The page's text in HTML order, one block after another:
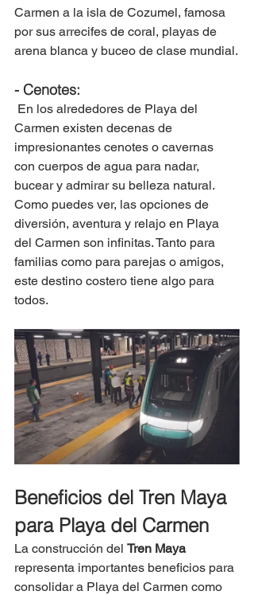
Carmen a la isla de Cozumel, famosa
por sus arrecifes de coral, playas de
arena blanca y buceo de clase mundial.
- Cenotes:
Carmen existen decenas de
impresionantes cenotes o cavernas
con cuerpos de agua para nadar,
bucear y admirar su belleza natural.
Como puedes ver, las opciones de
diversión, aventura y relajo en Playa
del Carmen son infinitas. Tanto para
familias como para parejas o amigos,
este destino costero tiene algo para
todos.
Beneficios del Tren Maya
para Playa del Carmen
La construcción del Tren Maya
representa importantes beneficios para
consolidar a Playa del Carmen como